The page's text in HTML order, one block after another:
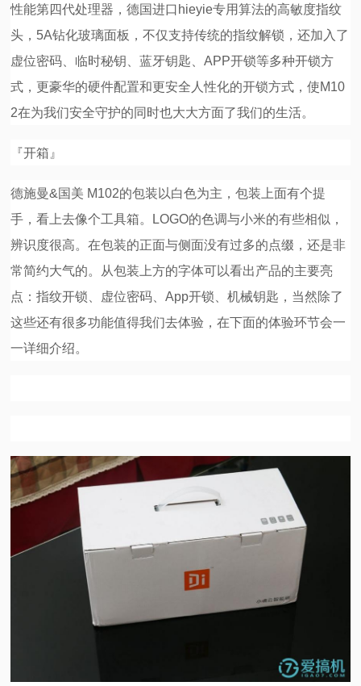
性能第四代处理器，德国进口hieyie专用算法的高敏度指纹
头，5A钻化玻璃面板，不仅支持传统的指纹解锁，还加入了
虚位密码、临时秘钥、蓝牙钥匙、APP开锁等多种开锁方
式，更豪华的硬件配置和更安全人性化的开锁方式，使M10
2在为我们安全守护的同时也大大方面了我们的生活。
『开箱』
德施曼&国美 M102的包装以白色为主，包装上面有个提
手，看上去像个工具箱。LOGO的色调与小米的有些相似，
辨识度很高。在包装的正面与侧面没有过多的点缀，还是非
常简约大气的。从包装上方的字体可以看出产品的主要亮
点：指纹开锁、虚位密码、App开锁、机械钥匙，当然除了
这些还有很多功能值得我们去体验，在下面的体验环节会一
一详细介绍。